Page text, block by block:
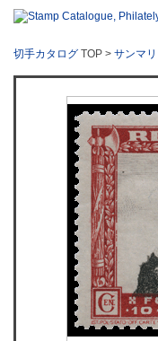
切手カタログ TOP > サンマ